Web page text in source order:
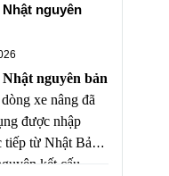
tra, bảo dưỡng
trước khi đưa ra
Đây là lựa chọn
các doanh nghiệp
kiệm chi phí đầu
đảm bảo hiệu
cao.
Nhật nguyên
nguyên bản
xe nâng đã
được nhập
tiếp từ Nhật Bản,
kết cấu,